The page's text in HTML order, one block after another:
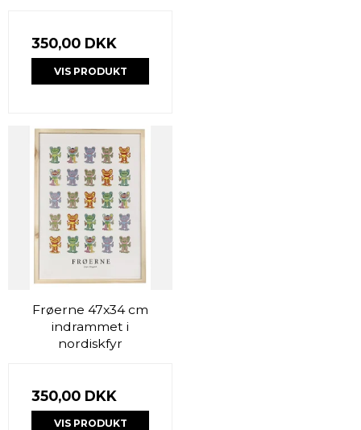
350,00 DKK
VIS PRODUKT
Frøerne 47x34 cm
indrammet i
nordiskfyr
350,00 DKK
VIS PRODUKT